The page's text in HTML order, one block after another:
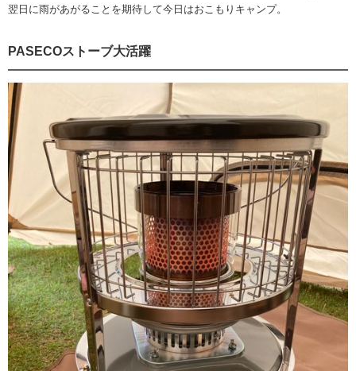
翌日に雨があがることを期待して今日はおこもりキャンプ。
PASECOストーブ大活躍